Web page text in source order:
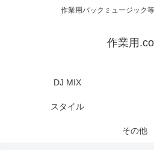
作業用バックミュージック
作業用
DJ MIX
スタイル
その他